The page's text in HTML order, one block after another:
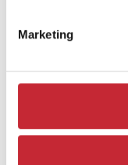
Marketing